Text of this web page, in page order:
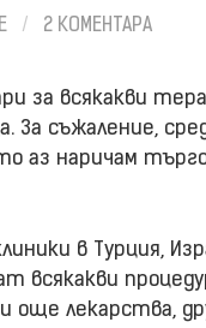
/ 2 КОМЕНТАРА
за всякакви
За съжаление,
аз наричам
в Турция,
всякакви
още лекарства,